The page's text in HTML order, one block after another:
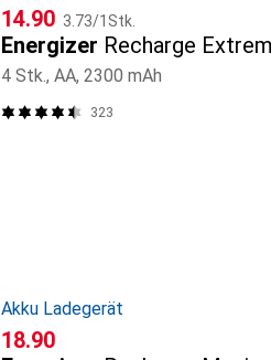
CHF
14.90 CHF
3.73/1Stk.
Energizer Recharge
4 Stk., AA, 2300 mAh
323
Akku Ladegerät
CHF
18.90